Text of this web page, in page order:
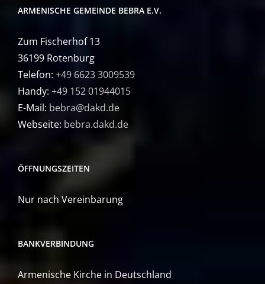
ARMENISCHE GEMEINDE BEBRA E.V.
Zum Fischerhof 13
36199 Rotenburg
Telefon: +49 6623 3009539
Handy: +49 152 01944015
E-Mail: bebra@dakd.de
Webseite: bebra.dakd.de
ÖFFNUNGSZEITEN
Nur nach Vereinbarung
BANKVERBINDUNG
Armenische Kirche in Deutschland